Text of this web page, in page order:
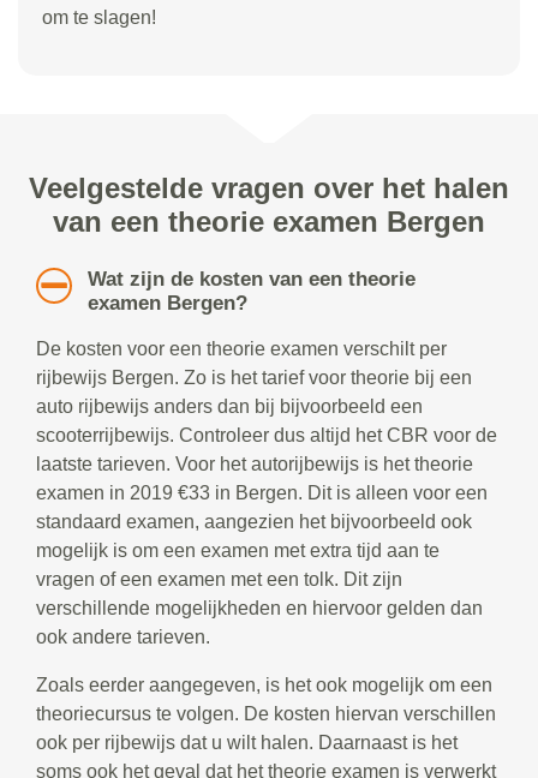
om te slagen!
Veelgestelde vragen over het halen
van een theorie examen Bergen
Wat zijn de kosten van een theorie
examen Bergen?
De kosten voor een theorie examen verschilt per
rijbewijs Bergen. Zo is het tarief voor theorie bij een
auto rijbewijs anders dan bij bijvoorbeeld een
scooterrijbewijs. Controleer dus altijd het CBR voor de
laatste tarieven. Voor het autorijbewijs is het theorie
examen in 2019 €33 in Bergen. Dit is alleen voor een
standaard examen, aangezien het bijvoorbeeld ook
mogelijk is om een examen met extra tijd aan te
vragen of een examen met een tolk. Dit zijn
verschillende mogelijkheden en hiervoor gelden dan
ook andere tarieven.
Zoals eerder aangegeven, is het ook mogelijk om een
theoriecursus te volgen. De kosten hiervan verschillen
ook per rijbewijs dat u wilt halen. Daarnaast is het
soms ook het geval dat het theorie examen is verwerkt